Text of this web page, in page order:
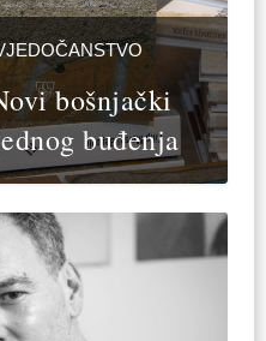
bošnjački
buđenja